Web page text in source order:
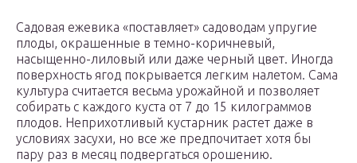
Садовая ежевика «поставляет» садоводам упругие
плоды, окрашенные в темно-коричневый,
насыщенно-лиловый или даже черный цвет. Иногда
поверхность ягод покрывается легким налетом. Сама
культура считается весьма урожайной и позволяет
собирать с каждого куста от 7 до 15 килограммов
плодов. Неприхотливый кустарник растет даже в
условиях засухи, но все же предпочитает хотя бы
пару раз в месяц подвергаться орошению.